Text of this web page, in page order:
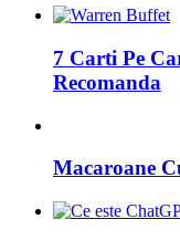
7 Carti Pe
Recomanda
Macaroane